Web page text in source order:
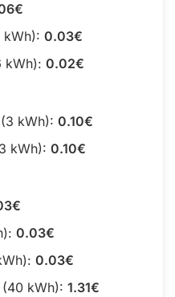
kWh): 0.03€
kWh): 0.02€
kWh): 0.10€
kWh): 0.10€
0.03€
0.03€
kWh): 1.31€